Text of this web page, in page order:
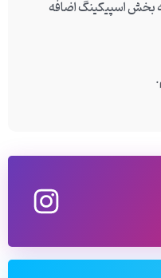
بخش اسپیکینگ اضافه